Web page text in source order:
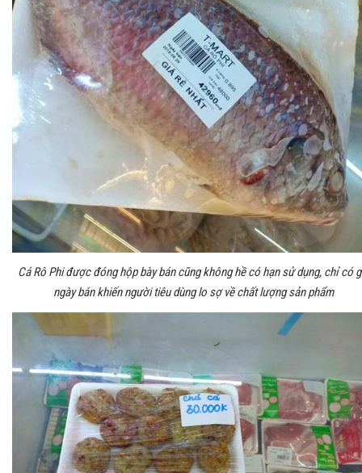
Cá Rô Phi được đóng hộp bày bán cũng không hề có hạn sử dụng, chỉ có
ngày bán khiến người tiêu dùng lo sợ về chất lượng sản phẩm